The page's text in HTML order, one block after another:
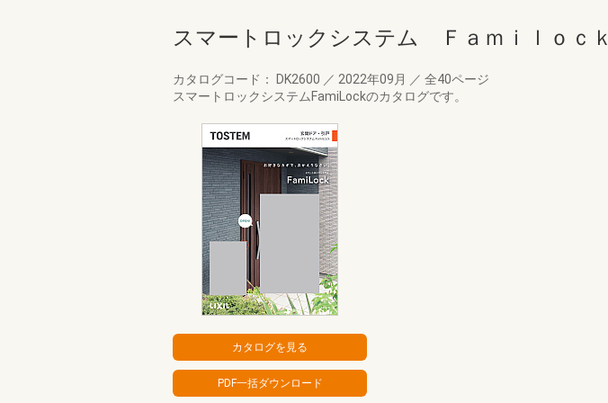
スマートロックシステム Ｆａｍｉｌｏｃｋ
カタログコード： DK2600 ／ 2022年09月 ／ 全40ページ
スマートロックシステムFamiLockのカタログです。